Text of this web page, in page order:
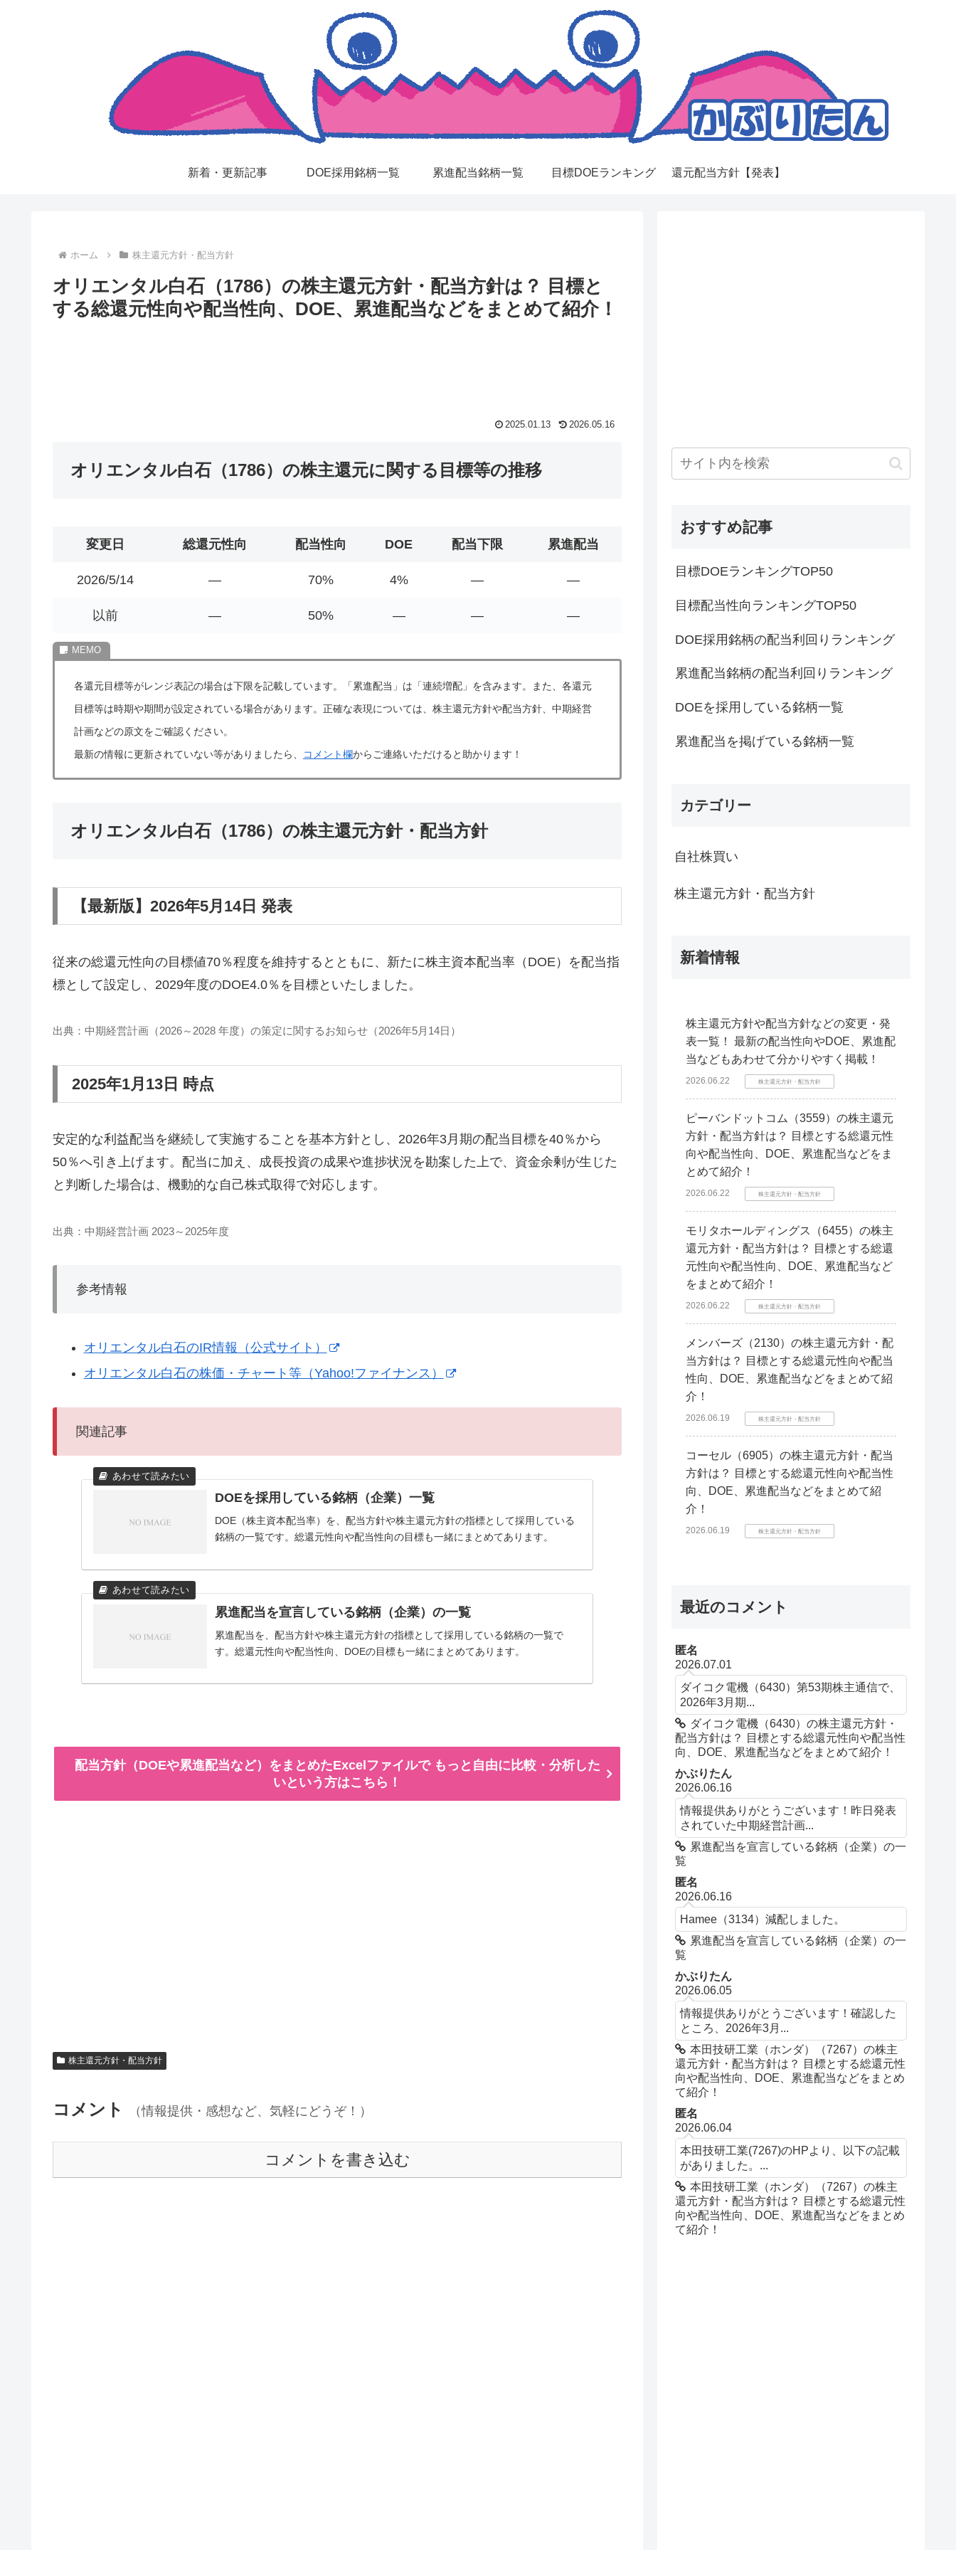
新着・更新記事 DOE採用銘柄一覧 累進配当銘柄一覧 目標DOEランキング 還元配当方針【発表】
ホーム 株主還元方針・配当方針
オリエンタル白石（1786）の株主還元方針・配当方針は？ 目標と
する総還元性向や配当性向、DOE、累進配当などをまとめて紹介！
2025.01.13 2026.05.16
オリエンタル白石（1786）の株主還元に関する目標等の推移
変更日 総還元性向 配当性向 DOE 配当下限 累進配当
2026/5/14 ― 70% 4% ― ―
以前 ― 50% ― ― ―
各還元目標等がレンジ表記の場合は下限を記載しています。「累進配当」は「連続増配」を含みます。また、各還元
目標等は時期や期間が設定されている場合があります。正確な表現については、株主還元方針や配当方針、中期経営
計画などの原文をご確認ください。
最新の情報に更新されていない等がありましたら、
コメント欄からご連絡いただけると助かります！
オリエンタル白石（1786）の株主還元方針・配当方針
【最新版】2026年5月14日 発表
従来の総還元性向の目標値70％程度を維持するとともに、新たに株主資本配当率（DOE）を配当指
標として設定し、2029年度のDOE4.0％を目標といたしました。
出典：中期経営計画（2026～2028 年度）の策定に関するお知らせ（2026年5月14日）
2025年1月13日 時点
安定的な利益配当を継続して実施することを基本方針とし、2026年3月期の配当目標を40％から
50％へ引き上げます。配当に加え、成長投資の成果や進捗状況を勘案した上で、資金余剰が生じた
と判断した場合は、機動的な自己株式取得で対応します。
出典：中期経営計画 2023～2025年度
参考情報
オリエンタル白石のIR情報（公式サイト）
オリエンタル白石の株価・チャート等（Yahoo!ファイナンス）
関連記事
DOEを採用している銘柄（企業）一覧
DOE（株主資本配当率）を、配当方針や株主還元方針の指標として採用している
銘柄の一覧です。総還元性向や配当性向の目標も一緒にまとめてあります。
累進配当を宣言している銘柄（企業）の一覧
累進配当を、配当方針や株主還元方針の指標として採用している銘柄の一覧で
す。総還元性向や配当性向、DOEの目標も一緒にまとめてあります。
配当方針（DOEや累進配当など）をまとめたExcelファイルで もっと自由に比較・分析した
いという方はこちら！
株主還元方針・配当方針
コメント （情報提供・感想など、気軽にどうぞ！）
コメントを書き込む
おすすめ記事
目標DOEランキングTOP50
目標配当性向ランキングTOP50
DOE採用銘柄の配当利回りランキング
累進配当銘柄の配当利回りランキング
DOEを採用している銘柄一覧
累進配当を掲げている銘柄一覧
カテゴリー
自社株買い
株主還元方針・配当方針
新着情報
株主還元方針や配当方針などの変更・発
表一覧！ 最新の配当性向やDOE、累進配
当などもあわせて分かりやすく掲載！
2026.06.22 株主還元方針・配当方針
ピーバンドットコム（3559）の株主還元
方針・配当方針は？ 目標とする総還元性
向や配当性向、DOE、累進配当などをま
とめて紹介！
2026.06.22 株主還元方針・配当方針
モリタホールディングス（6455）の株主
還元方針・配当方針は？ 目標とする総還
元性向や配当性向、DOE、累進配当など
をまとめて紹介！
2026.06.22 株主還元方針・配当方針
メンバーズ（2130）の株主還元方針・配
当方針は？ 目標とする総還元性向や配当
性向、DOE、累進配当などをまとめて紹
介！
2026.06.19 株主還元方針・配当方針
コーセル（6905）の株主還元方針・配当
方針は？ 目標とする総還元性向や配当性
向、DOE、累進配当などをまとめて紹
介！
2026.06.19 株主還元方針・配当方針
最近のコメント
匿名
2026.07.01
ダイコク電機（6430）第53期株主通信で、
2026年3月期...
ダイコク電機（6430）の株主還元方針・
配当方針は？ 目標とする総還元性向や配当性
向、DOE、累進配当などをまとめて紹介！
かぶりたん
2026.06.16
情報提供ありがとうございます！昨日発表
されていた中期経営計画...
累進配当を宣言している銘柄（企業）の一
覧
匿名
2026.06.16
Hamee（3134）減配しました。
累進配当を宣言している銘柄（企業）の一
覧
かぶりたん
2026.06.05
情報提供ありがとうございます！確認した
ところ、2026年3月...
本田技研工業（ホンダ）（7267）の株主
還元方針・配当方針は？ 目標とする総還元性
向や配当性向、DOE、累進配当などをまとめ
て紹介！
匿名
2026.06.04
本田技研工業(7267)のHPより、以下の記載
がありました。...
本田技研工業（ホンダ）（7267）の株主
還元方針・配当方針は？ 目標とする総還元性
向や配当性向、DOE、累進配当などをまとめ
て紹介！